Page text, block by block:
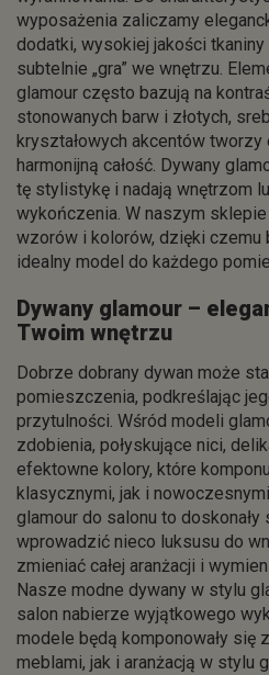
wyposażenia zaliczamy
dodatki, wysokiej jakości tkaniny
subtelnie „gra” we wnętrzu.
glamour często bazują na
stonowanych barw i złotych,
kryształowych akcentów
harmonijną całość. Dywany
tę stylistykę i nadają wnętrzom
wykończenia. W naszym
wzorów i kolorów, dzięki
idealny model do każdego
Dywany glamour –
Twoim wnętrzu
Dobrze dobrany dywan może
pomieszczenia, podkreślając
przytulności. Wśród modeli
zdobienia, połyskujące nici,
efektowne kolory, które
klasycznymi, jak i
glamour do salonu to doskonały
wprowadzić nieco luksusu do
zmieniać całej aranżacji i
Nasze modne dywany w stylu
salon nabierze wyjątkowego
modele będą komponowały się
meblami, jak i aranżacją w stylu